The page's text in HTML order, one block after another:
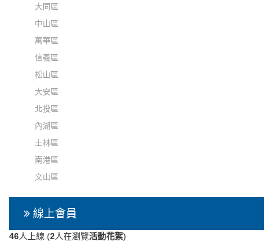
大同區
中山區
萬華區
信義區
松山區
大安區
北投區
內湖區
士林區
南港區
文山區
線上會員
46人上線 (2人在瀏覽活動花絮)